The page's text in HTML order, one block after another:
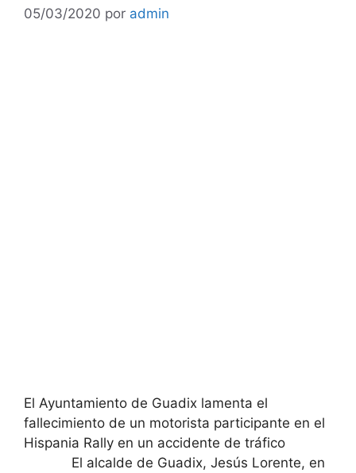
05/03/2020 por admin
El Ayuntamiento de Guadix lamenta el
fallecimiento de un motorista participante en el
Hispania Rally en un accidente de tráfico
El alcalde de Guadix, Jesús Lorente, en